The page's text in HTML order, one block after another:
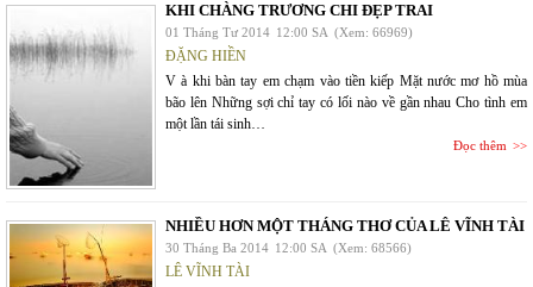
KHI CHÀNG TRƯƠNG CHI ĐẸP TRAI
01 Tháng Tư 2014 12:00 SA (Xem: 66969)
ĐẶNG HIỀN
V à khi bàn tay em chạm vào tiền kiếp Mặt nước mơ hồ mùa
bão lên Những sợi chỉ tay có lối nào về gần nhau Cho tình em
một lần tái sinh…
Đọc thêm
NHIỀU HƠN MỘT THÁNG THƠ CỦA LÊ VĨNH TÀI
30 Tháng Ba 2014 12:00 SA (Xem: 68566)
LÊ VĨNH TÀI